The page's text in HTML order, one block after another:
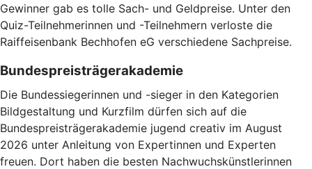
Gewinner gab es tolle Sach- und Geldpreise. Unter den
Quiz-Teilnehmerinnen und -Teilnehmern verloste die
Raiffeisenbank Bechhofen eG verschiedene Sachpreise.
Bundespreisträgerakademie
Die Bundessiegerinnen und -sieger in den Kategorien
Bildgestaltung und Kurzfilm dürfen sich auf die
Bundespreisträgerakademie jugend creativ im August
2026 unter Anleitung von Expertinnen und Experten
freuen. Dort haben die besten Nachwuchskünstlerinnen